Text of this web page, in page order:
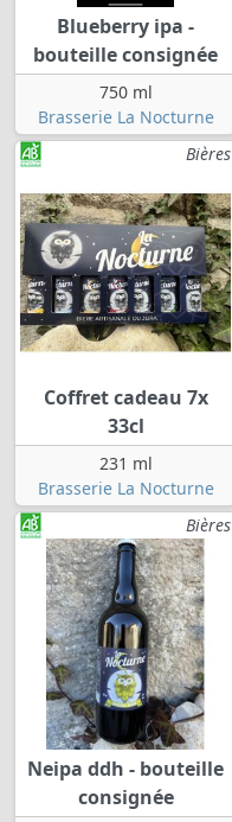
Blueberry ipa -
bouteille consignée
750 ml
Brasserie La Nocturne
Bières
Coffret cadeau 7x
33cl
231 ml
Brasserie La Nocturne
Bières
Neipa ddh - bouteille
consignée